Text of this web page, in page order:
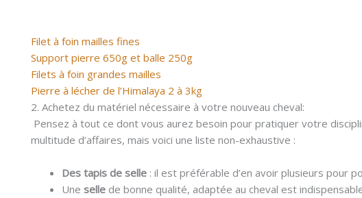
Filet à foin mailles fines
Support pierre 650g et balle 250g
Filets à foin grandes mailles
Pierre à lécher de l’Himalaya 2 à 3kg
2. Achetez du matériel nécessaire à votre nouveau cheval:
Pensez à tout ce dont vous aurez besoin pour pratiquer votre
multitude d’affaires, mais voici une liste non-exhaustive :
Des tapis de selle : il est préférable d’en avoir plusieurs pour
Une selle de bonne qualité, adaptée au cheval est